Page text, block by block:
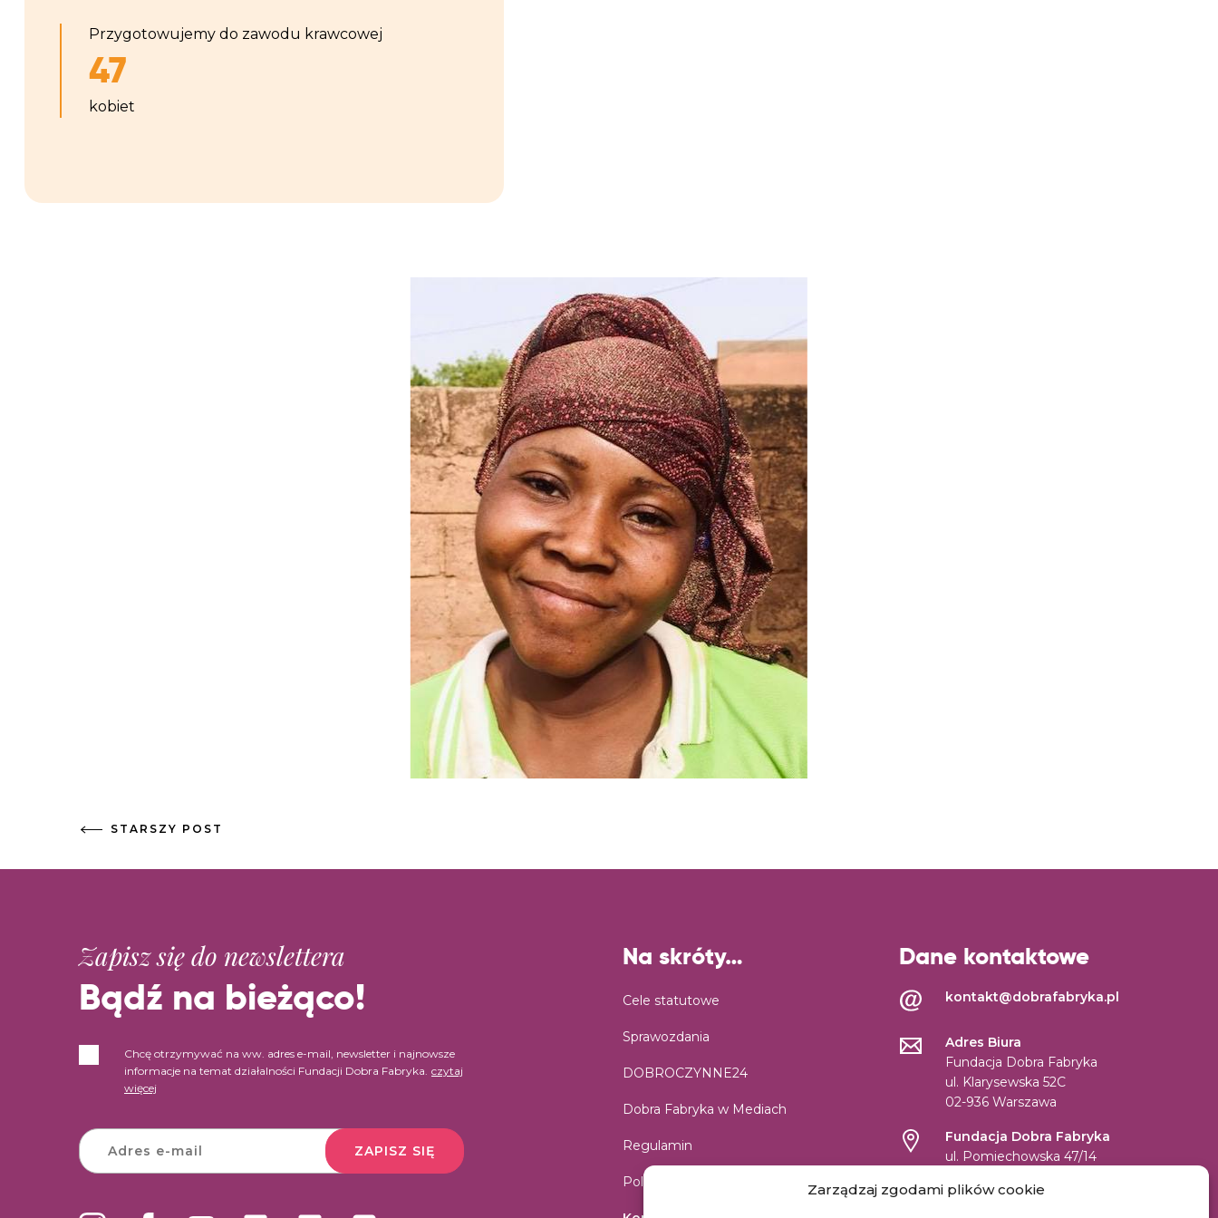
Zarządzaj zgodami plików cookie
Przygotowujemy do zawodu krawcowej
47
kobiet
STARSZY POST
Zapisz się do newslettera
Bądź na bieżąco!
Chcę otrzymywać na ww. adres e-mail, newsletter i najnowsze
informacje na temat działalności Fundacji Dobra Fabryka. czytaj
więcej
ZAPISZ SIĘ
Na skróty…
Cele statutowe
Sprawozdania
DOBROCZYNNE24
Dobra Fabryka w Mediach
Regulamin
Polityka prywatności
Dane kontaktowe
kontakt@dobrafabryka.pl
Adres Biura
Fundacja Dobra Fabryka
ul. Klarysewska 52C
02-936 Warszawa
Fundacja Dobra Fabryka
ul. Pomiechowska 47/14